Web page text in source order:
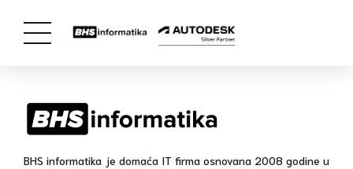
BHS informatika je domaća IT firma osnovana 2008 godine u